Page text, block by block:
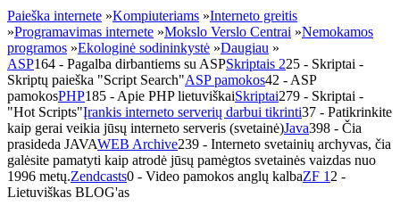
Paieška internete »Kompiuteriams »Interneto greitis
»Programavimas internete »Mokslo Verslo Centrai »Nemokamos
programos »Ekologinė sodininkystė »Daugiau »
ASP164 - Pagalba dirbantiems su ASPSkriptais 225 - Skriptai -
Skriptų paieška "Script Search"ASP pamokos42 - ASP
pamokosPHP185 - Apie PHP lietuviškaiSkriptai279 - Skriptai -
"Hot Scripts"Įrankis interneto serverių darbui tikrinti37 - Patikrinkite
kaip gerai veikia jūsų interneto serveris (svetainė)Java398 - Čia
prasideda JAVAWEB Archive239 - Interneto svetainių archyvas, čia
galėsite pamatyti kaip atrodė jūsų pamėgtos svetainės vaizdas nuo
1996 metų.Zendcasts0 - Video pamokos anglų kalbaZF 12 -
Lietuviškas BLOG'as